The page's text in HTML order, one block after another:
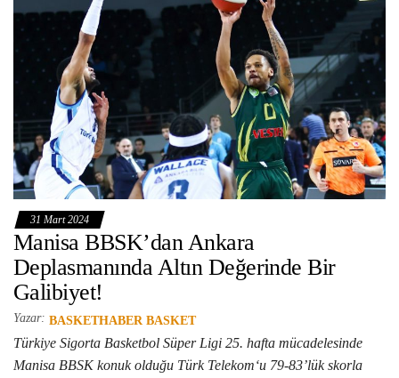
31 Mart 2024
Manisa BBSK’dan Ankara
Deplasmanında Altın Değerinde Bir
Galibiyet!
Yazar: BASKETHABER BASKET
Türkiye Sigorta Basketbol Süper Ligi 25. hafta mücadelesinde
Manisa BBSK konuk olduğu Türk Telekom‘u 79-83’lük skorla